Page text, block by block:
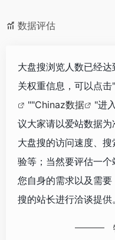
数据评估
大盘搜浏览人数已经
关权重信息，可以点击"
""Chinaz数据
"进
议大家请以爱站数据为
大盘搜的访问速度、
验等；当然要评估一
您自身的需求以及需
搜的站长进行洽谈提供